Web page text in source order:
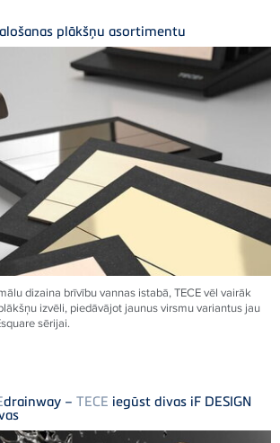
plākšņu asortimentu
dizaina brīvību vannas istabā,TECEvēl vairāk
izvēli, piedāvājot jaunus virsmu variantus jau
square sērijai.
drainway – TECE iegūst divas iF DESIGN